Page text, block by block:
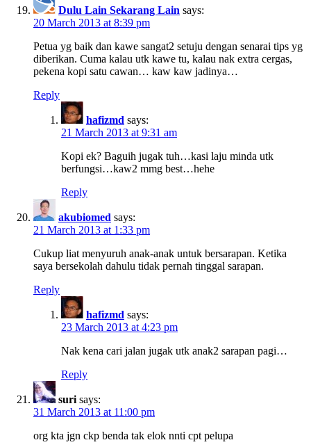
Dulu Lain Sekarang Lain says:
20 March 2013 at 8:39 pm
Petua yg baik dan kawe sangat2 setuju dengan senarai tips yg
diberikan. Cuma kalau utk kawe tu, kalau nak extra cergas,
pekena kopi satu cawan… kaw kaw jadinya…
Reply
hafizmd says:
21 March 2013 at 9:31 am
Kopi ek? Baguih jugak tuh…kasi laju minda utk
berfungsi…kaw2 mmg best…hehe
Reply
akubiomed says:
21 March 2013 at 1:33 pm
Cukup liat menyuruh anak-anak untuk bersarapan. Ketika
saya bersekolah dahulu tidak pernah tinggal sarapan.
Reply
hafizmd says:
23 March 2013 at 4:23 pm
Nak kena cari jalan jugak utk anak2 sarapan pagi…
Reply
suri says:
31 March 2013 at 11:00 pm
org kta jgn ckp benda tak elok nnti cpt pelupa